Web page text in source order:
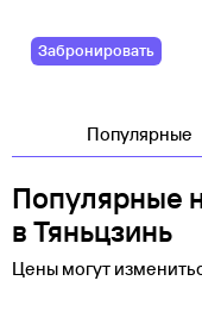
Забронировать
Популярные
Популярные
в Тяньцзинь
Цены могут